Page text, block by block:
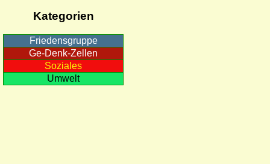
Kategorien
Friedensgruppe
Ge-Denk-Zellen
Soziales
Umwelt